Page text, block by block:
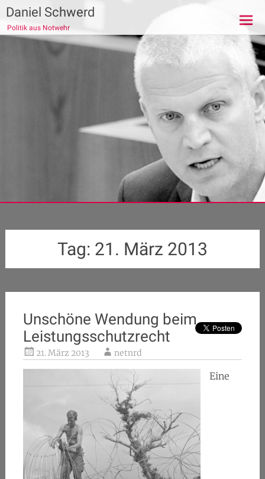
Zum
Inhalt
springen
Daniel Schwerd
Politik aus Notwehr
Tag: 21. März 2013
Unschöne Wendung beim
Leistungsschutzrecht
21. März 2013 netnrd
Eine